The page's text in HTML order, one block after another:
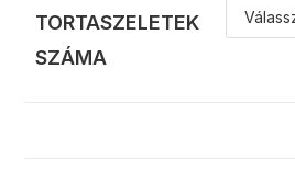
TORTASZELETEK
SZÁMA